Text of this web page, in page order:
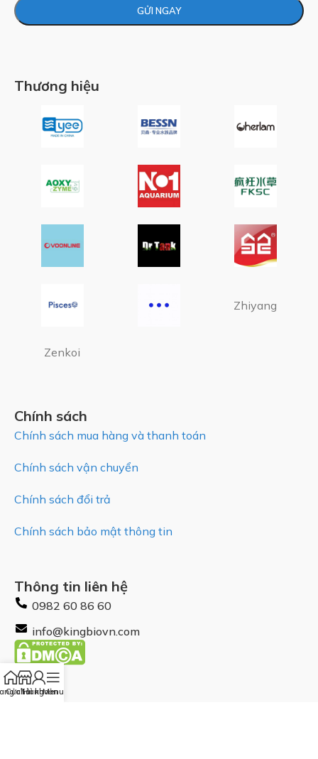
Thương hiệu
Zhiyang
Zenkoi
Chính sách
Chính sách mua hàng và thanh toán
Chính sách vận chuyển
Chính sách đổi trả
Chính sách bảo mật thông tin
Thông tin liên hệ
0982 60 86 60
info@kingbiovn.com
chủ
Cửa Hàng
Tài khoản
Menu